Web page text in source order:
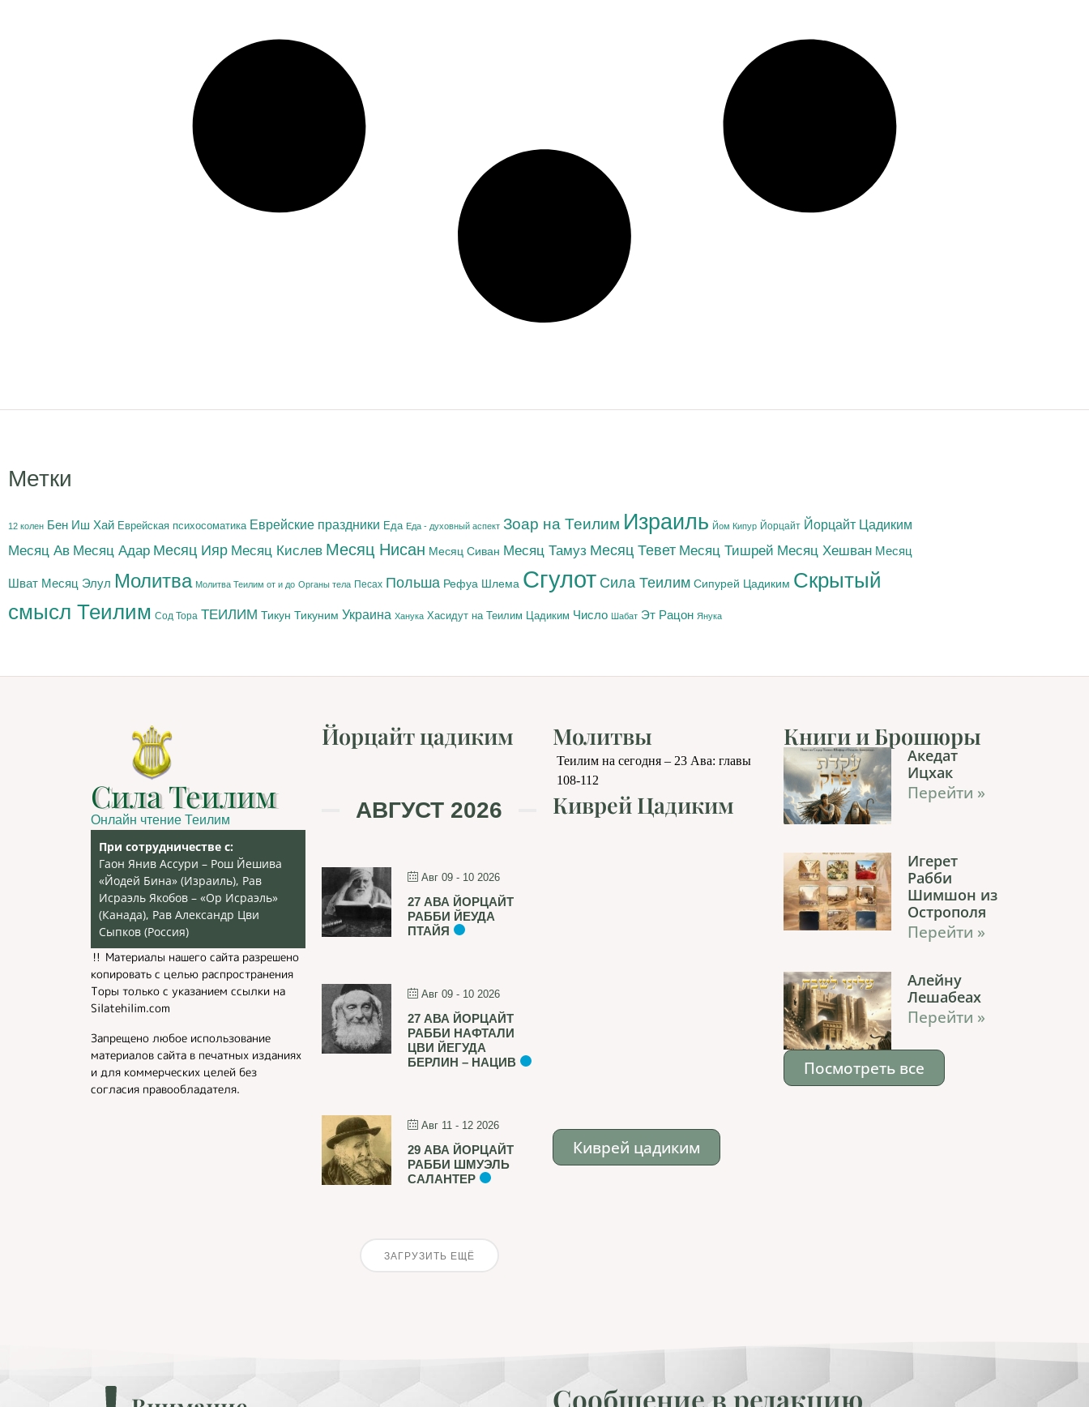
Метки
12 колен Бен Иш Хай Еврейская психосоматика Еврейские праздники Еда Еда - духовный аспект Зоар на Теилим Израиль Йом Кипур Йорцайт Йорцайт Цадиким
Месяц Ав Месяц Адар Месяц Ияр Месяц Кислев Месяц Нисан Месяц Сиван Месяц Тамуз Месяц Тевет Месяц Тишрей Месяц Хешван Месяц
Шват Месяц Элул Молитва Молитва Теилим от и до Органы тела Песах Польша Рефуа Шлема Сгулот Сила Теилим Сипурей Цадиким Скрытый
смысл Теилим Сод Тора ТЕИЛИМ Тикун Тикуним Украина Ханука Хасидут на Теилим Цадиким Число Шабат Эт Рацон Янука
Сила Теилим
Онлайн чтение Теилим
При сотрудничестве с:
Гаон Янив Ассури – Рош Йешива
«Йодей Бина» (Израиль), Рав
Исраэль Якобов – «Ор Исраэль»
(Канада), Рав Александр Цви
Сыпков (Россия)
‼️ Материалы нашего сайта разрешено
копировать с целью распространения
Торы только с указанием ссылки на
Silatehilim.com
Запрещено любое использование
материалов сайта в печатных изданиях
и для коммерческих целей без
согласия правообладателя.
Йорцайт цадиким
АВГУСТ 2026
Авг 09 - 10 2026
27 АВА ЙОРЦАЙТ
РАББИ ЙЕУДА
ПТАЙЯ
Авг 09 - 10 2026
27 АВА ЙОРЦАЙТ
РАББИ НАФТАЛИ
ЦВИ ЙЕГУДА
БЕРЛИН – НАЦИВ
Авг 11 - 12 2026
29 АВА ЙОРЦАЙТ
РАББИ ШМУЭЛЬ
САЛАНТЕР
ЗАГРУЗИТЬ ЕЩЁ
Молитвы
Теилим на сегодня – 23 Ава: главы
108-112
Киврей Цадиким
Киврей цадиким
Книги и Брошюры
Акедат
Ицхак
Перейти »
Игерет
Рабби
Шимшон из
Острополя
Перейти »
Алейну
Лешабеах
Перейти »
Посмотреть все
Сообщение в редакцию